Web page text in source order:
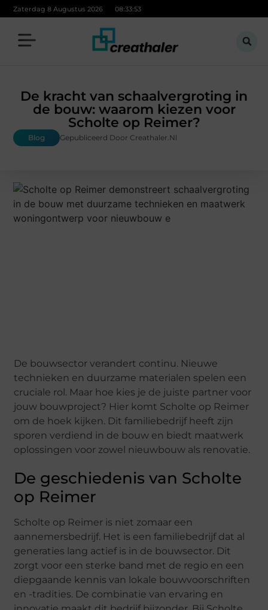
Zaterdag 8 Augustus 2026 08:33:55
De kracht van schaalvergroting in
de bouw: waarom kiezen voor
Scholte op Reimer?
Blog Gepubliceerd Door Creathaler.nl
De bouwsector verandert continu. Nieuwe
technieken en duurzame materialen spelen een
cruciale rol. Maar hoe kies je de juiste partner voor
jouw bouwproject? Hier komt Scholte op Reimer
om de hoek kijken. Dit familiebedrijf heeft zijn
sporen verdiend in de bouw en biedt maatwerk
oplossingen voor zowel nieuwbouw als renovatie.
De geschiedenis van Scholte
op Reimer
Scholte op Reimer is niet zomaar een
aannemersbedrijf. Het is een familiebedrijf dat al
generaties lang actief is in de bouwsector. Dit
zorgt voor een sterke band met de regio en een
diepgaande kennis van lokale bouwvoorschriften
en -tradities. De combinatie van ervaring en